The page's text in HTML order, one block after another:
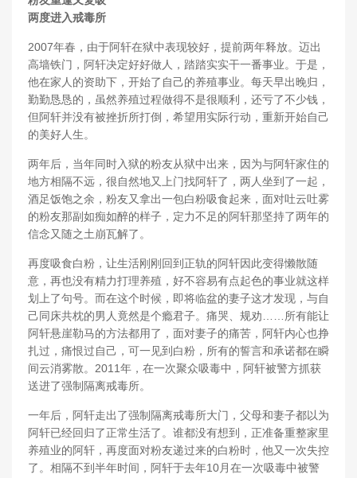
两度进入戒毒所
2007年春，由于阿轩在狱中表现较好，提前两年释放。迈出
高墙铁门，阿轩决定好好做人，踏踏实实干一番事业。于是，
他在家人的资助下，开始了自己的养殖事业。每天早出晚归，
勤勤恳恳的，虽然养殖过程做得不是很顺利，还亏了不少钱，
但阿轩并没有被挫折所打倒，希望用实际行动，重新开始自己
的美好人生。
两年后，当年同时入狱的粉友从狱中出来，因为与阿轩家住的
地方相隔不远，很自然地又上门找阿轩了，两人坐到了一起，
酒足饭饱之余，粉友又拿出一包白粉吸食起来，面对吐云吐雾
的粉友那副如痴如醉的样子，定力不足的阿轩那坚持了两年的
信念又随之土崩瓦解了。
再度吸食白粉，让生活刚刚回到正轨的阿轩因此变得懒散随
意，再也没有精力打理养殖，好不容易有点起色的事业就这样
划上了句号。而在这个时候，即将临盆的妻子这才发现，与自
己同床共枕的男人竟然是个瘾君子。痛哭、规劝……所有能让
阿轩悬崖勒马的方法都用了，面对妻子的痛苦，阿轩内心也挣
扎过，痛恨过自己，可一见到白粉，所有的誓言和承诺都在瞬
间云消雾散。2011年，在一次聚众吸毒中，阿轩被警方抓获
送进了强制隔离戒毒所。
一年后，阿轩走出了强制隔离戒毒所大门，父母和妻子都以为
阿轩已经回归了正常生活了。谁都没有想到，正准备重整家里
养殖业的阿轩，再度面对粉友递过来的白粉时，他又一次失控
了。相隔不到半年时间，阿轩于去年10月在一次吸毒中被警